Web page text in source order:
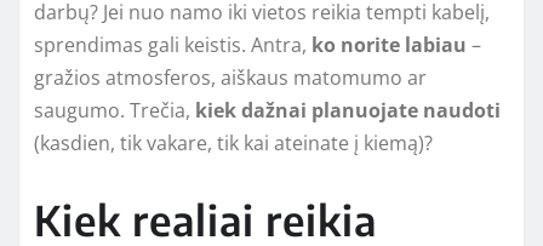
darbų? Jei nuo namo iki vietos reikia tempti kabelį,
sprendimas gali keistis. Antra, ko norite labiau –
gražios atmosferos, aiškaus matomumo ar
saugumo. Trečia, kiek dažnai planuojate naudoti
(kasdien, tik vakare, tik kai ateinate į kiemą)?
Kiek realiai reikia